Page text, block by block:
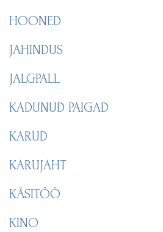
HOONED
JAHINDUS
JALGPALL
KADUNUD PAIGAD
KARUD
KARUJAHT
KÄSITÖÖ
KINO